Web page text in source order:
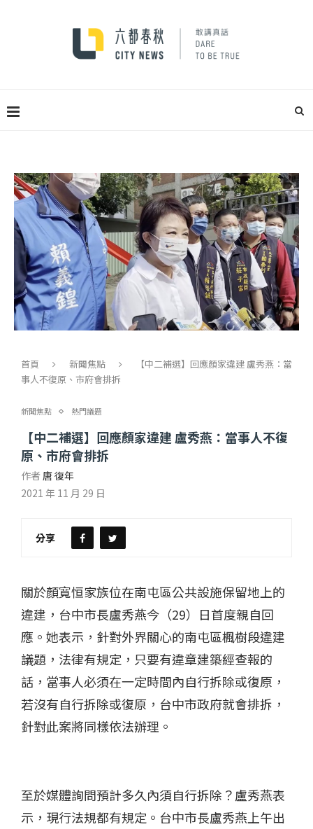
首頁 新聞焦點
【中二補選】回應顏家違建 盧秀燕：當
事人不復原、市府會排拆
新聞焦點 熱門議題
【中二補選】回應顏家違建 盧秀燕：當事人不復
原、市府會排拆
作者 唐 復年
2021 年 11 月 29 日
分享
關於顏寬恒家族位在南屯區公共設施保留地上的
違建，台中市長盧秀燕今（29）日首度親自回
應。她表示，針對外界關心的南屯區楓樹段違建
議題，法律有規定，只要有違章建築經查報的
話，當事人必須在一定時間內自行拆除或復原，
若沒有自行拆除或復原，台中市政府就會排拆，
針對此案將同樣依法辦理。
至於媒體詢問預計多久內須自行拆除？盧秀燕表
示，現行法規都有規定。台中市長盧秀燕上午出